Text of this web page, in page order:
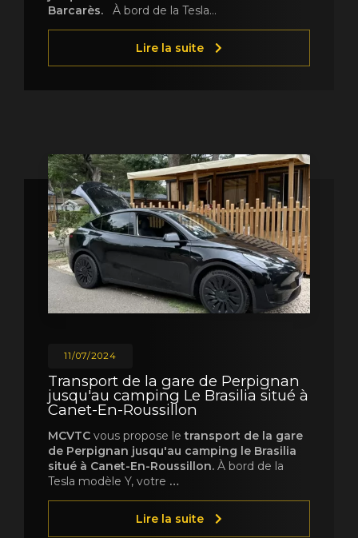
Barcarès. À bord de la Tesla…
Lire la suite
11/07/2024
Transport de la gare de Perpignan
jusqu'au camping Le Brasilia situé à
Canet-En-Roussillon
MCVTC vous propose letransport de la gare
de Perpignan jusqu'au camping le Brasilia
situé à Canet-En-Roussillon. À bord de la
Tesla modèle Y, votre …
Lire la suite